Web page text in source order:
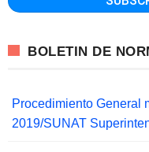
BOLETIN DE
Procedimiento General
2019/SUNAT